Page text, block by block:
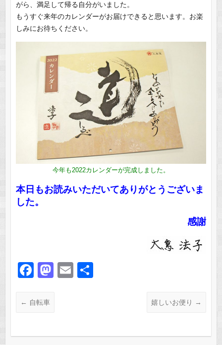
がら、満足して帰る自分がいました。
もうすぐ来年のカレンダーがお届けできると思います。お楽
しみにお待ちください。
今年も2022カレンダーが完成しました。
本日もお読みいただいてありがとうございま
した。
感謝
F
c
b
M
d
E
← 自転車 嬉しいお便り →